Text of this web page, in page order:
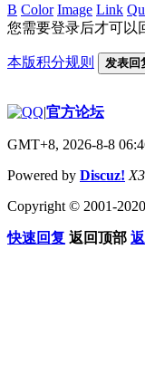
B Color Image Link
您需要登录后才可以
本版积分规则 发表回
|官方论坛
GMT+8, 2026-8-8
Powered by Discuz!
Copyright © 2001-
快速回复 返回顶部